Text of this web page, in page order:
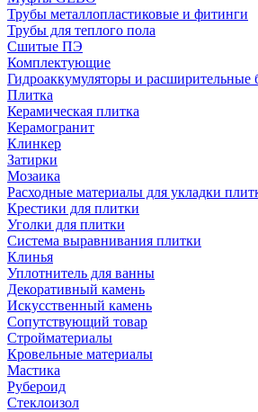
Трубы металлопластиковые и фитинги
Трубы для теплого пола
Сшитые ПЭ
Комплектующие
Гидроаккумуляторы и расширительные
Плитка
Керамическая плитка
Керамогранит
Клинкер
Затирки
Мозаика
Расходные материалы для укладки
Крестики для плитки
Уголки для плитки
Система выравнивания плитки
Клинья
Уплотнитель для ванны
Декоративный камень
Искусственный камень
Сопутствующий товар
Стройматериалы
Кровельные материалы
Мастика
Рубероид
Стеклоизол